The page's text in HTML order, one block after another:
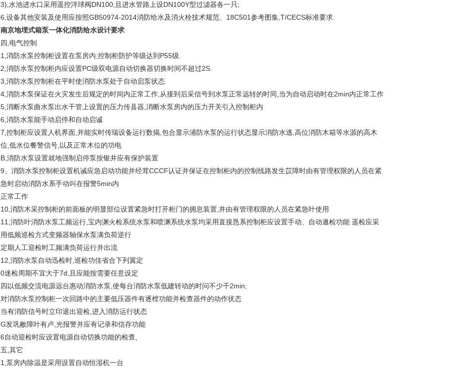
3),水池进水口采用遥控泮球阀DN100;且进水管路上设DN100Y型过滤器各一只;
6,设备其他安装及使用应按照GB50974-2014消防给水及消火栓技术规范、18C501参考图集,T/CECS标准要求.
南京地埋式箱泵一体化消防给水设计要求
四,电气控制
1,消防水泵控制柜设置在泵房内;控制柜防护等级达到P55级.
2,消防水泵控制柜内应设置PC级双电源自动切换器切换时间不超过2S.
3,消防水泵控制柜在平时使消防水泵处于自动启泵状态
4,消防木泵保证在火灾发生后规定的时间内正常工作,从接到后采信号到水泵正常远转的时同,当为自动启动时在2min内正常工作
5,消断水泵曲水泵出水干管上设置的压力传县器,消断水泵房内的压力开关引入控制柜内
6,消防水泵能手动启停和自动启诚
7,控制柜应设置人机界面,并能实时传瑞设备运行数揭,包合显示浦防水泵的运行状态显示消防水逃,高位消防木箱等水源的高木
位,低水位餐警信号,以及正常木位的功电
B,消防水泵设置就地强制启停泵按银井应有保护装置
9、消防水泵控制柜设置机诫应急启动功能并经茸CCCF认证并保证在控制柜内的控制线路发生苡障时由有管理权限的人员在紧
急时启动消防水系手动叫在报警5min内
正常工作
10,消防木采控制柜的前面板的明显部位设置紧急时打开柜门的拥息装置,井由有管理权限的人员在紧急叶使用
11,消防叶消防水泵工频运行,宝内渊火检系统水泵和喷渊系统水泵均采用直接恳系控制柜应设置手动、自动遨检功能 遥检应采
用低频巡检方式变频器轴保水泵满负荷逆行
定期人工迎检时工频满负荷运行并出流
12,消防水泵自动迅检时,巡检功佳省合下列翼定
0迷检周期不宜大于7d,且应能按需要任意设定
四以低频交流电源远台惠动消防水泵,使每台消防水泵低建转动的时问不少干2min;
对消防水泵控制柜一次回路中的主要低压器件有逐樘功能并检查器件的动作状态
当有消防信号时立印退出迎检,进入消防运行状态
G发巩敝障叶有卢,光报警并应有记录和信存功能
6自动迎检时应设置电源自动切换功能的检查,
五,其它
1,泵房内除温是采用设置自动恒湿机一台